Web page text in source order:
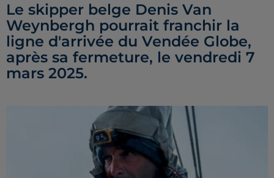
Le skipper belge Denis Van
Weynbergh pourrait franchir la
ligne d'arrivée du Vendée Globe,
après sa fermeture, le vendredi 7
mars 2025.